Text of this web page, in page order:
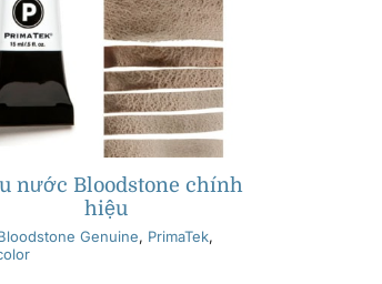
nước Bloodstone chính
hiệu
Genuine, PrimaTek,